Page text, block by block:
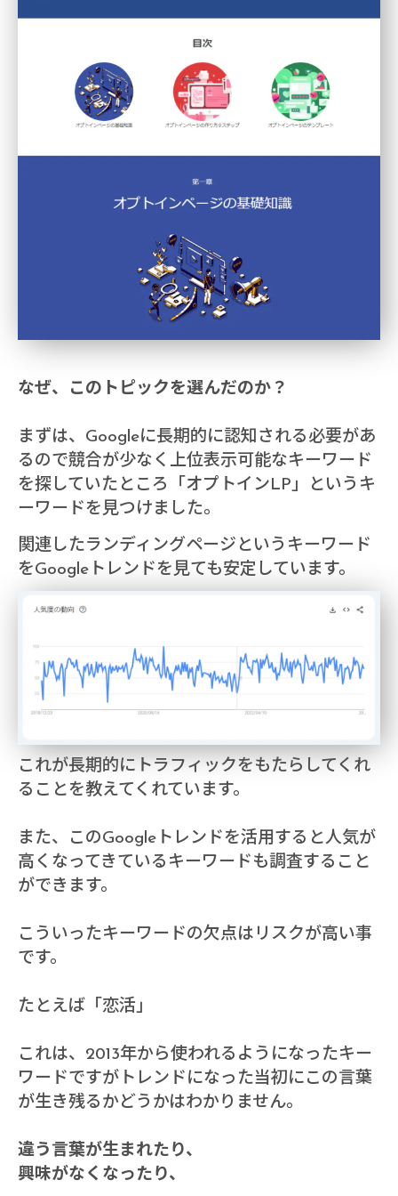
なぜ、このトピックを選んだのか？
まずは、Googleに長期的に認知される必要があ
るので競合が少なく上位表示可能なキーワード
を探していたところ「オプトインLP」というキ
ーワードを見つけました。
関連したランディングページというキーワード
をGoogleトレンドを見ても安定しています。
これが長期的にトラフィックをもたらしてくれ
ることを教えてくれています。
また、このGoogleトレンドを活用すると人気が
高くなってきているキーワードも調査すること
ができます。
こういったキーワードの欠点はリスクが高い事
です。
たとえば「恋活」
これは、2013年から使われるようになったキー
ワードですがトレンドになった当初にこの言葉
が生き残るかどうかはわかりません。
違う言葉が生まれたり、
興味がなくなったり、